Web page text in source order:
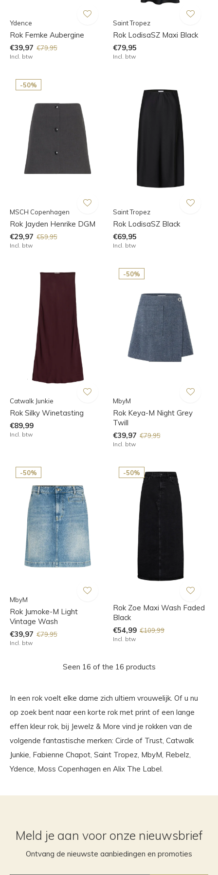
Ydence
Rok Femke Aubergine
€39,97 €79,95
Incl. btw
Saint Tropez
Rok LodisaSZ Maxi Black
€79,95
Incl. btw
-50%
MSCH Copenhagen
Rok Jayden Henrike DGM
€29,97 €59,95
Incl. btw
Saint Tropez
Rok LodisaSZ Black
€69,95
Incl. btw
Catwalk Junkie
Rok Silky Winetasting
€89,99
Incl. btw
-50%
MbyM
Rok Keya-M Night Grey
Twill
€39,97 €79,95
Incl. btw
-50%
MbyM
Rok Jumoke-M Light
Vintage Wash
€39,97 €79,95
Incl. btw
-50%
Rok Zoe Maxi Wash Faded
Black
€54,99 €109,99
Incl. btw
Seen 16 of the 16 products
In een rok voelt elke dame zich ultiem vrouwelijk. Of u nu
op zoek bent naar een korte rok met print of een lange
effen kleur rok, bij Jewelz & More vind je rokken van de
volgende fantastische merken: Circle of Trust, Catwalk
Junkie, Fabienne Chapot, Saint Tropez, MbyM, Rebelz,
Ydence, Moss Copenhagen en Alix The Label.
Meld je aan voor onze nieuwsbrief
Ontvang de nieuwste aanbiedingen en promoties